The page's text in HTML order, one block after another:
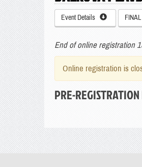
Event Details
End of online registration
Online registration is
PRE-